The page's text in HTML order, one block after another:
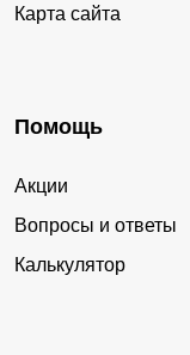
Карта сайта
Помощь
Акции
Вопросы и ответы
Калькулятор